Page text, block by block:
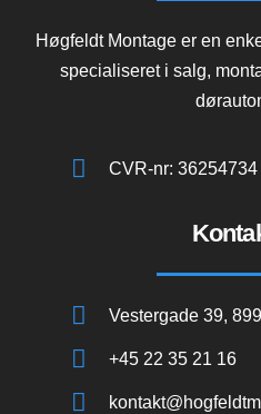
Høgfeldt Montage er en
specialiseret i salg,
CVR-nr: 36254734
Vestergade 39,
+45 22 35 21 16